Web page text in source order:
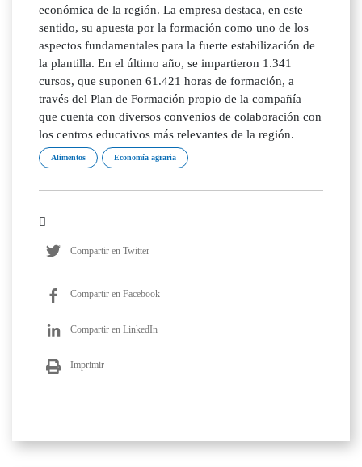
económica de la región. La empresa destaca, en este
sentido, su apuesta por la formación como uno de los
aspectos fundamentales para la fuerte estabilización de
la plantilla. En el último año, se impartieron 1.341
cursos, que suponen 61.421 horas de formación, a
través del Plan de Formación propio de la compañía
que cuenta con diversos convenios de colaboración con
los centros educativos más relevantes de la región.
Alimentos Economía agraria
Compartir en Twitter
Compartir en Facebook
Compartir en LinkedIn
Imprimir